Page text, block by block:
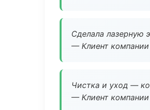
Сделала лазерную
— Клиент компании
Чистка и уход —
— Клиент компании